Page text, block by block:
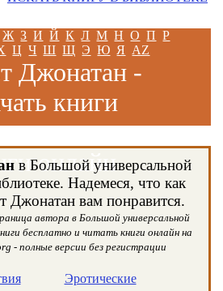
Ж З И Й К Л М Н О П Р
Ц Ч Ш Щ Э Ю Я AZ
Джонатан -
книги
и читать
онлайн
в Большой универсальной
Надемеся, что как
Джонатан вам понравится.
автора в Большой универсальной
бесплатно и читать книги онлайн на
- полные версии без регистрации
Эротические